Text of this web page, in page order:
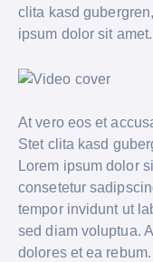
clita kasd
ipsum dolor sit amet.
At vero eos et
Stet clita kasd
Lorem ipsum dolor
consetetur
tempor invidunt ut
sed diam voluptua.
dolores et ea